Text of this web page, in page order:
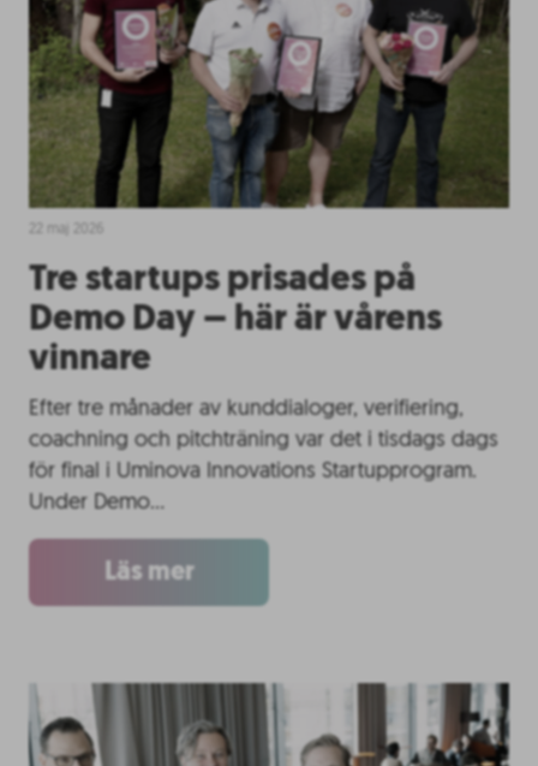
Tre startups prisades på
Demo Day – här är vårens
vinnare
Efter tre månader av kunddialoger, verifiering,
coachning och pitchträning var det i tisdags dags
för final i Uminova Innovations Startupprogram.
Under Demo…
Läs mer